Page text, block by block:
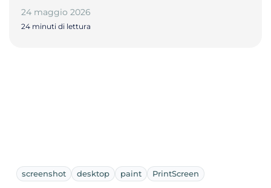
24 maggio 2026
24 minuti di lettura
screenshot desktop paint PrintScreen